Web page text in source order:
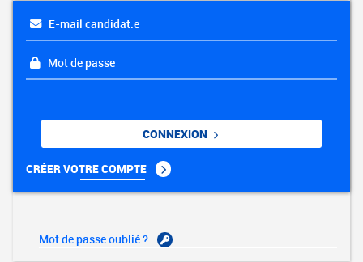
E-mail candidat.e
Mot de passe
CONNEXION
CRÉER VOTRE COMPTE
Mot de passe oublié ?